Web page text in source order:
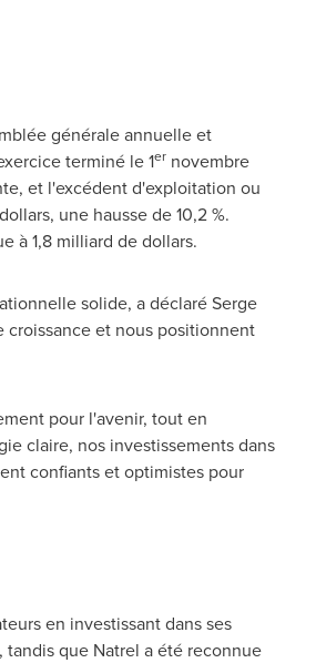
générale annuelle et
terminé le 1ernovembre
et l'excédent d'exploitation ou
une hausse de 10,2 %.
à 1,8 milliard de dollars.
solide, a déclaréSerge
croissance et nous positionnent
pour l'avenir, tout en
claire, nos investissements dans
confiants et optimistes pour
en investissant dans ses
que Natrel a été reconnue